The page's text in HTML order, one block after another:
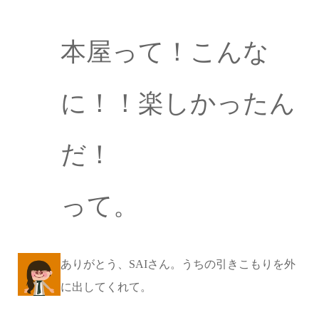
本屋って！こんな
に！！楽しかったん
だ！
って。
ありがとう、SAIさん。うちの引きこもりを外
に出してくれて。